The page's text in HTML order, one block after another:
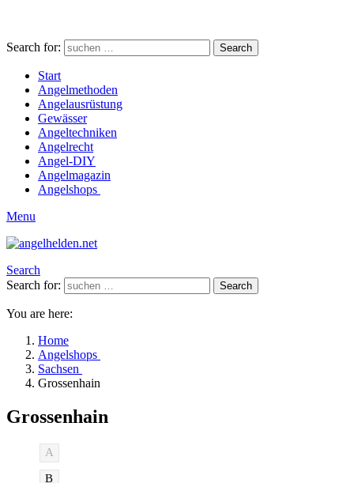
Search for: Search
Start
Angelmethoden
Angelausrüstung
Gewässer
Angeltechniken
Angelrecht
Angel-DIY
Angelmagazin
Angelshops
Menu
Search
Search for:
Search
You are here:
Home
Angelshops
Sachsen
Grossenhain
Grossenhain
A
B